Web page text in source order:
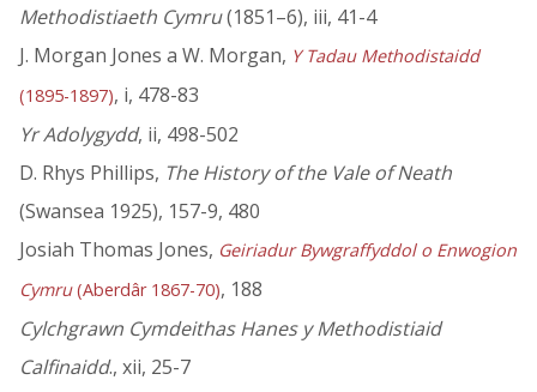
Methodistiaeth Cymru(1851–6), iii, 41-4
J. Morgan Jones a W. Morgan, Y Tadau Methodistaidd
(1895-1897), i, 478-83
Yr Adolygydd, ii, 498-502
D. Rhys Phillips, The History of the Vale of Neath
(Swansea 1925), 157-9, 480
Josiah Thomas Jones, Geiriadur Bywgraffyddol o Enwogion
Cymru(Aberdâr 1867-70), 188
Cylchgrawn Cymdeithas Hanes y Methodistiaid
Calfinaidd., xii, 25-7